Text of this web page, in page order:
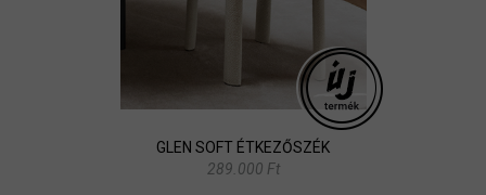
GLEN SOFT ÉTKEZŐSZÉK
289.000 Ft